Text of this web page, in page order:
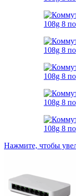
Нажмите, чтобы